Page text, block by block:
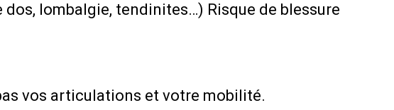
lombalgie, tendinites…) Risque de blessure
vos articulations et votre mobilité.